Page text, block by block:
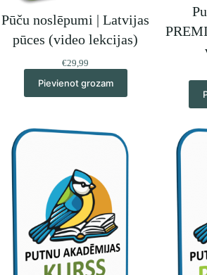
Pūču noslēpumi | Latvijas
pūces (video lekcijas)
€29,99
Pievienot grozam